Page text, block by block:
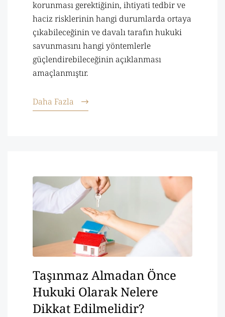
korunması gerektiğinin, ihtiyati tedbir ve
haciz risklerinin hangi durumlarda ortaya
çıkabileceğinin ve davalı tarafın hukuki
savunmasını hangi yöntemlerle
güçlendirebileceğinin açıklanması
amaçlanmıştır.
Daha Fazla
Taşınmaz Almadan Önce
Hukuki Olarak Nelere
Dikkat Edilmelidir?